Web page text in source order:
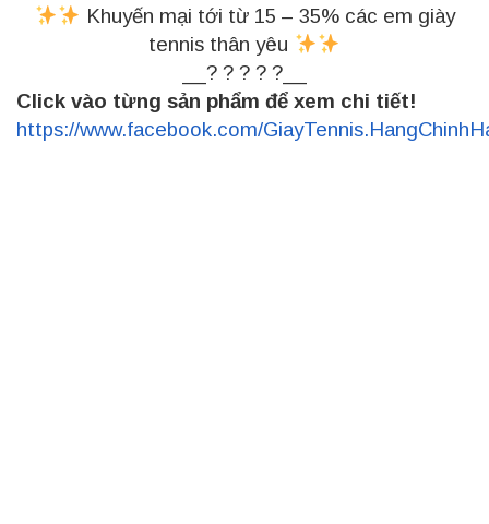
Khuyến mại tới từ 15 – 35% các em giày
tennis thân yêu
? ? ? ? ?
Click vào từng sản phẩm để xem chi tiết!
https://www.facebook.com/